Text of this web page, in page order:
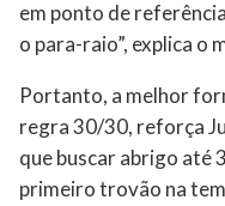
em ponto de
o para-raio”, explica o
Portanto, a melhor
regra 30/30, reforça
que buscar abrigo até
primeiro trovão na